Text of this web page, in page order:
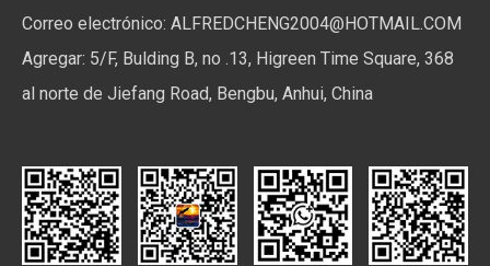
Correo electrónico: ALFREDCHENG2004@HOTMAIL.COM
Agregar: 5/F, Bulding B, no .13, Higreen Time Square, 368
al norte de Jiefang Road, Bengbu, Anhui, China